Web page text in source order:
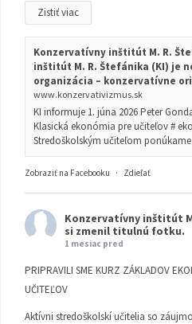
Zistiť viac
Konzervatívny inštitút M. R.
inštitút M. R. Štefánika (KI) je
organizácia – konzervatívne
www.konzervativizmus.sk
KI informuje 1. júna 2026 Peter
Klasická ekonómia pre učiteľov #
Stredoškolským učiteľom
Zobraziť na Facebooku · Zdieľať
Konzervatívny inštitút
si zmenil titulnú fotku.
1 mesiac pred
PRIPRAVILI SME KURZ ZÁKLADOV
UČITEĽOV
Aktívni stredoškolskí učitelia so